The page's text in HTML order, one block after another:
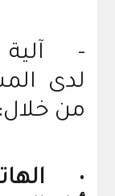
- آلية
لدى
من خلال:
•